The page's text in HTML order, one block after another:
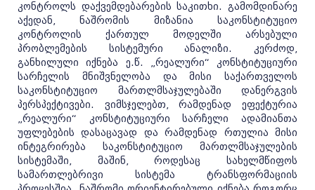
კონტროლს დაქვემდებარების საკითხი. გამომდინარე
აქედან, ნაშრომის მიზანია საკონსტიტუციო
კონტროლის ქართულ მოდელში არსებული
პრობლემების სისტემური ანალიზი. კერძოდ,
განხილული იქნება ე.წ. „რეალური“ კონსტიტუციური
სარჩელის მნიშვნელობა და მისი საქართველოს
საკონსტიტუციო მართლმსაჯულებაში დანერგვის
პერსპექტივები. ვიმსჯელებთ, რამდენად ეფექტურია
„რეალური“ კონსტიტუციური სარჩელი ადამიანთა
უფლებების დასაცავად და რამდენად რთულია მისი
ინტეგრირება საკონსტიტუციო მართლმსაჯულების
სისტემაში, მაშინ, როდესაც სახელმწიფოს
სამართლებრივი სისტემა ტრანსფორმაციის